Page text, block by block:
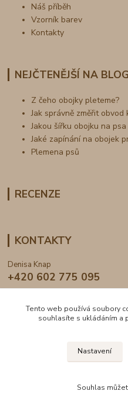
Náš příběh
Vzorník barev
Kontakty
NEJČTENĚJŠÍ NA
Z čeho obojky pleteme?
Jak správně změřit obvod
Jakou šířku obojku na
Jaké zapínání na obojek
Plemena psů
RECENZE
KONTAKTY
Denisa Knap
+420 602 775 095
2024 © DogDen.cz,
Tento web používá soubory
souhlasíte s ukládáním a
Nastavení
Souhlas